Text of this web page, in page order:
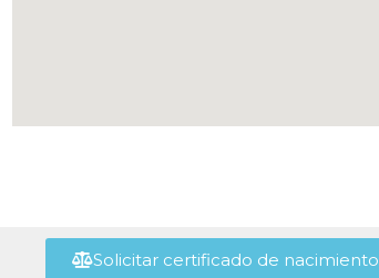
Solicitar certificado de nacimiento